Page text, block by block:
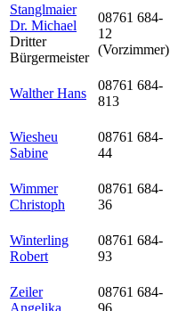
Stanglmaier
Dr. Michael
Dritter
Bürgermeister
08761 684-
12
(Vorzimmer)
Walther Hans
08761 684-
813
Wiesheu
Sabine
08761 684-
44
Wimmer
Christoph
08761 684-
36
Winterling
Robert
08761 684-
93
Zeiler
Angelika
08761 684-
96